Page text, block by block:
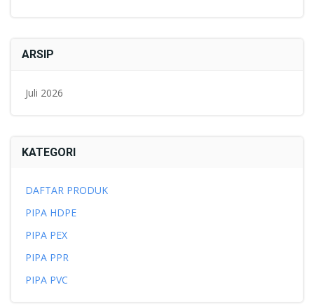
ARSIP
Juli 2026
KATEGORI
DAFTAR PRODUK
PIPA HDPE
PIPA PEX
PIPA PPR
PIPA PVC